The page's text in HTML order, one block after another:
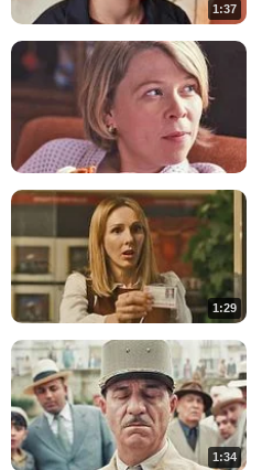
1:37
1:29
1:34